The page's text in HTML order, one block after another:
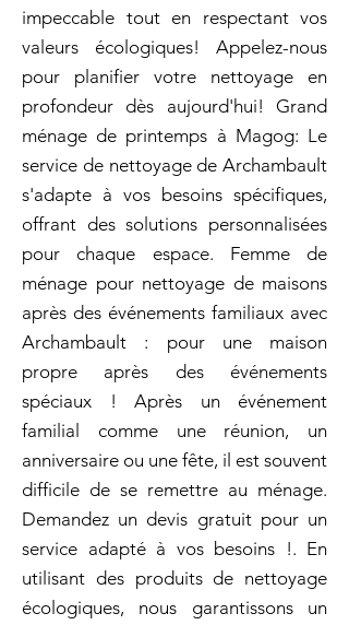
impeccable tout en respectant vos
valeurs écologiques! Appelez-nous
pour planifier votre nettoyage en
profondeur dès aujourd'hui! Grand
ménage de printemps à Magog: Le
service de nettoyage de Archambault
s'adapte à vos besoins spécifiques,
offrant des solutions personnalisées
pour chaque espace. Femme de
ménage pour nettoyage de maisons
après des événements familiaux avec
Archambault : pour une maison
propre après des événements
spéciaux ! Après un événement
familial comme une réunion, un
anniversaire ou une fête, il est souvent
difficile de se remettre au ménage.
Demandez un devis gratuit pour un
service adapté à vos besoins !. En
utilisant des produits de nettoyage
écologiques, nous garantissons un